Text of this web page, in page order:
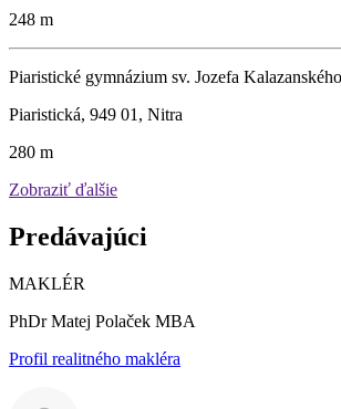
248 m
Piaristické gymnázium sv. Jozefa Kalazanského
Piaristická, 949 01, Nitra
280 m
Zobraziť ďalšie
Predávajúci
MAKLÉR
PhDr Matej Polaček MBA
Profil realitného makléra